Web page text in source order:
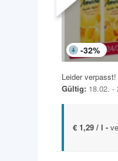
-32%
Leider verpasst!
Gültig: 18.02. -
€ 1,29 / l -